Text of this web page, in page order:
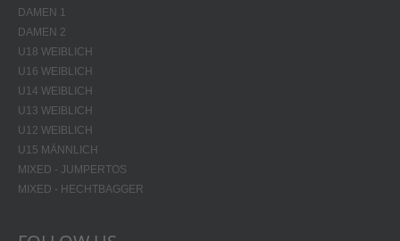
DAMEN 1
DAMEN 2
U18 WEIBLICH
U16 WEIBLICH
U14 WEIBLICH
U13 WEIBLICH
U12 WEIBLICH
U15 MÄNNLICH
MIXED - JUMPERTOS
MIXED - HECHTBAGGER